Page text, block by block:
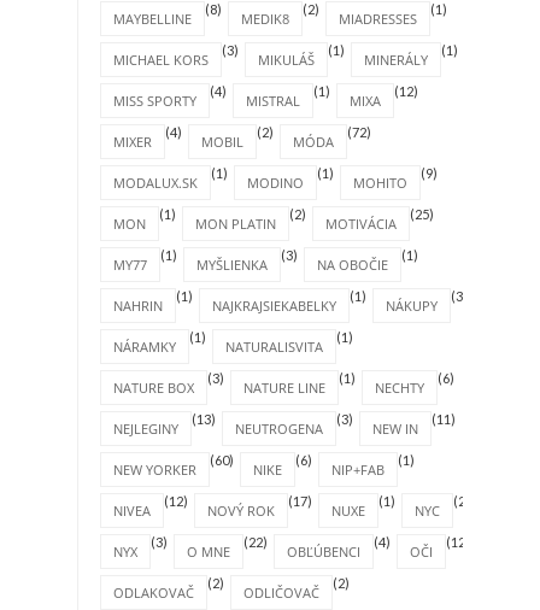
MAYBELLINE
(8)
MEDIK8
(2)
MIADRESSES
(1)
MICHAEL KORS
(3)
MIKULÁŠ
(1)
MINERÁLY
(1)
MISS SPORTY
(4)
MISTRAL
(1)
MIXA
(12)
MIXER
(4)
MOBIL
(2)
MÓDA
(72)
MODALUX.SK
(1)
MODINO
(1)
MOHITO
(9)
MON
(1)
MON PLATIN
(2)
MOTIVÁCIA
(25)
MY77
(1)
MYŠLIENKA
(3)
NA OBOČIE
(1)
NAHRIN
(1)
NAJKRAJSIEKABELKY
(1)
NÁKUPY
(31)
NÁRAMKY
(1)
NATURALISVITA
(1)
NATURE BOX
(3)
NATURE LINE
(1)
NECHTY
(6)
NEJLEGINY
(13)
NEUTROGENA
(3)
NEW IN
(11)
NEW YORKER
(60)
NIKE
(6)
NIP+FAB
(1)
NIVEA
(12)
NOVÝ ROK
(17)
NUXE
(1)
NYC
(2)
NYX
(3)
O MNE
(22)
OBĽÚBENCI
(4)
OČI
(12)
ODLAKOVAČ
(2)
ODLIČOVAČ
(2)